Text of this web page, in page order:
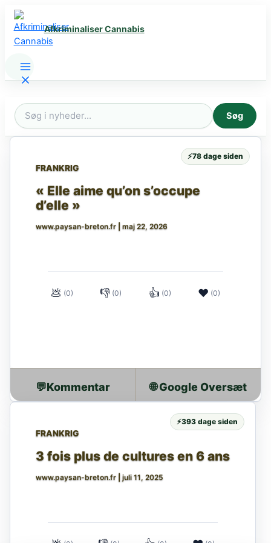
Gå
indholdet
Afkriminaliser Cannabis
Søg
Søg
FRANKRIG
« Elle aime qu’on s’occupe
d’elle »
www.paysan-breton.fr maj 22, 2026
💩 (0) 👎 (0) 👍 (0) ❤ (0)
⚡78 dage siden
💬 🌐 Google Oversæt
FRANKRIG
3 fois plus de cultures en 6 ans
www.paysan-breton.fr juli 11, 2025
⚡393 dage siden